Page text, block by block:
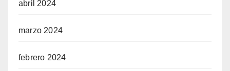
abril 2024
marzo 2024
febrero 2024